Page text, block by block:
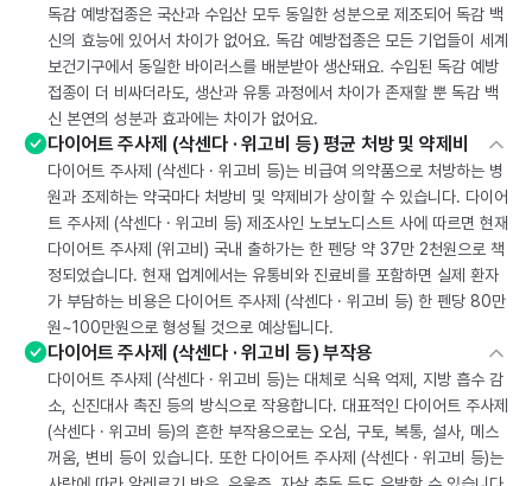
독감 예방접종은 국산과 수입산 모두 동일한 성분으로 제조되어 독감 백
신의 효능에 있어서 차이가 없어요. 독감 예방접종은 모든 기업들이 세계
보건기구에서 동일한 바이러스를 배분받아 생산돼요. 수입된 독감 예방
접종이 더 비싸더라도, 생산과 유통 과정에서 차이가 존재할 뿐 독감 백
신 본연의 성분과 효과에는 차이가 없어요.
다이어트 주사제 (삭센다 · 위고비 등) 평균 처방 및 약제비
다이어트 주사제 (삭센다 · 위고비 등)는 비급여 의약품으로 처방하는 병
원과 조제하는 약국마다 처방비 및 약제비가 상이할 수 있습니다. 다이어
트 주사제 (삭센다 · 위고비 등) 제조사인 노보노디스트 사에 따르면 현재
다이어트 주사제 (위고비) 국내 출하가는 한 펜당 약 37만 2천원으로 책
정되었습니다. 현재 업계에서는 유통비와 진료비를 포함하면 실제 환자
가 부담하는 비용은 다이어트 주사제 (삭센다 · 위고비 등) 한 펜당 80만
원~100만원으로 형성될 것으로 예상됩니다.
다이어트 주사제 (삭센다 · 위고비 등) 부작용
다이어트 주사제 (삭센다 · 위고비 등)는 대체로 식욕 억제, 지방 흡수 감
소, 신진대사 촉진 등의 방식으로 작용합니다. 대표적인 다이어트 주사제
(삭센다 · 위고비 등)의 흔한 부작용으로는 오심, 구토, 복통, 설사, 메스
꺼움, 변비 등이 있습니다. 또한 다이어트 주사제 (삭센다 · 위고비 등)는